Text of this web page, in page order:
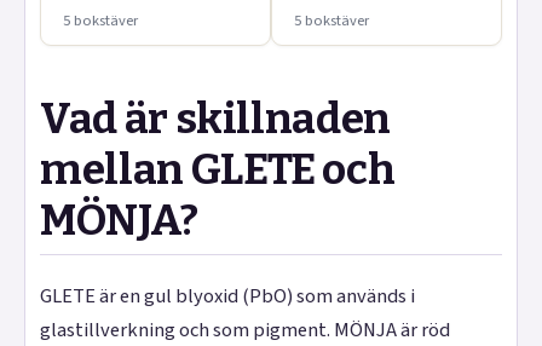
5 bokstäver 5 bokstäver
Vad är skillnaden
mellan GLETE och
MÖNJA?
GLETE är en gul blyoxid (PbO) som används i
glastillverkning och som pigment. MÖNJA är röd